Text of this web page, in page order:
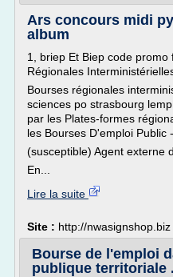
Ars concours midi
album
1, briep Et Biep code
Régionales
Bourses régionales
sciences po strasbourg
par les Plates-formes
les Bourses D'emploi Public
(susceptible) Agent externe
En...
Lire la suite
Site : http://nwasignshop.biz
Bourse de l'emploi
publique territoriale